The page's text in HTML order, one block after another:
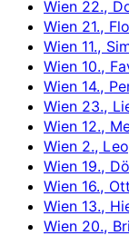
Wien 22.,
Wien 21.,
Wien 11.,
Wien 10.,
Wien 14.,
Wien 23.,
Wien 12.,
Wien 2.,
Wien 19.,
Wien 16.,
Wien 13.,
Wien 20.,